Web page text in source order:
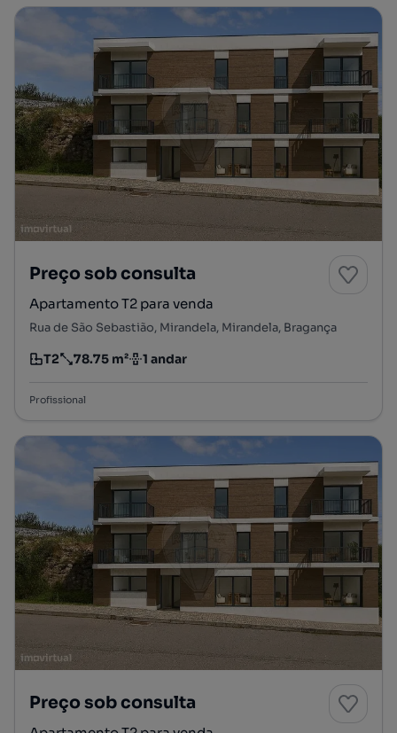
Preço sob consulta
Apartamento T2 para venda
Rua de São Sebastião, Mirandela, Mirandela, Bragança
Tipologia
T2
Preço por metro quadrado
78.75 m²
Andar 1 andar
Profissional
Preço sob consulta